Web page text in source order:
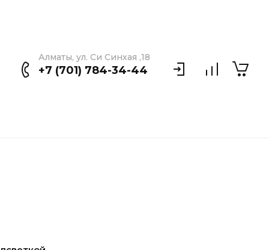
Алматы, ул. Си Синхая ,18
+7 (701) 784-34-44